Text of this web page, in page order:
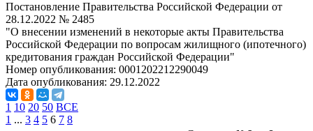
Постановление Правительства Российской Федерации от
28.12.2022 № 2485
"О внесении изменений в некоторые акты Правительства
Российской Федерации по вопросам жилищного (ипотечного)
кредитования граждан Российской Федерации"
Номер опубликования: 0001202212290049
Дата опубликования: 29.12.2022
1 10 20 50 ВСЕ
1 ... 3 4 5 6 7 8